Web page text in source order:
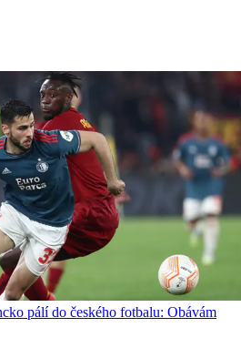
pálí do českého fotbalu: Obávám